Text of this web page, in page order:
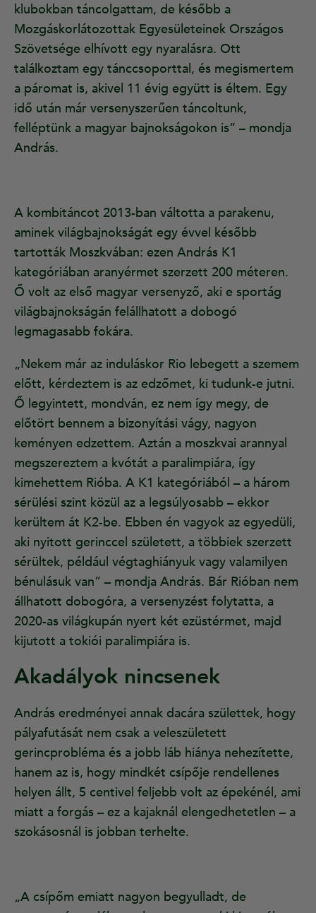
klubokban táncolgattam, de később a
Mozgáskorlátozottak Egyesületeinek Országos
Szövetsége elhívott egy nyaralásra. Ott
találkoztam egy tánccsoporttal, és megismertem
a páromat is, akivel 11 évig együtt is éltem. Egy
idő után már versenyszerűen táncoltunk,
felléptünk a magyar bajnokságokon is” – mondja
András.
A kombitáncot 2013-ban váltotta a parakenu,
aminek világbajnokságát egy évvel később
tartották Moszkvában: ezen András K1
kategóriában aranyérmet szerzett 200 méteren.
Ő volt az első magyar versenyző, aki e sportág
világbajnokságán felállhatott a dobogó
legmagasabb fokára.
„Nekem már az induláskor Rio lebegett a szemem
előtt, kérdeztem is az edzőmet, ki tudunk-e jutni.
Ő legyintett, mondván, ez nem így megy, de
előtört bennem a bizonyítási vágy, nagyon
keményen edzettem. Aztán a moszkvai arannyal
megszereztem a kvótát a paralimpiára, így
kimehettem Rióba. A K1 kategóriából – a három
sérülési szint közül az a legsúlyosabb – ekkor
kerültem át K2-be. Ebben én vagyok az egyedüli,
aki nyitott gerinccel született, a többiek szerzett
sérültek, például végtaghiányuk vagy valamilyen
bénulásuk van” – mondja András. Bár Rióban nem
állhatott dobogóra, a versenyzést folytatta, a
2020-as világkupán nyert két ezüstérmet, majd
kijutott a tokiói paralimpiára is.
Akadályok nincsenek
András eredményei annak dacára születtek, hogy
pályafutását nem csak a veleszületett
gerincprobléma és a jobb láb hiánya nehezítette,
hanem az is, hogy mindkét csípője rendellenes
helyen állt, 5 centivel feljebb volt az épekénél, ami
miatt a forgás – ez a kajaknál elengedhetetlen – a
szokásosnál is jobban terhelte.
„A csípőm emiatt nagyon begyulladt, de